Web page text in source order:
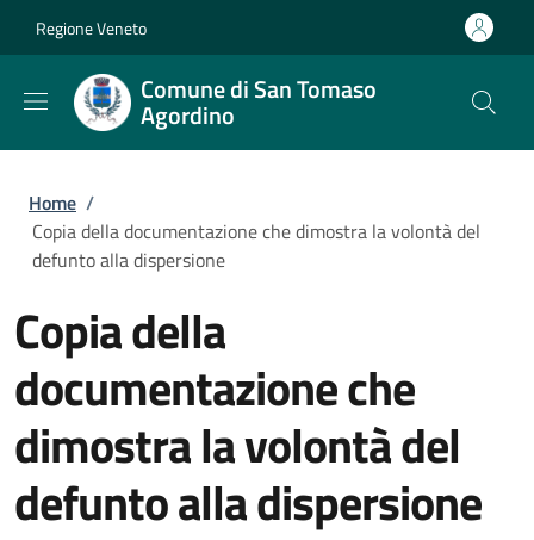
Regione Veneto
Comune di San Tomaso
Agordino
Briciole di pane
Home /
Copia della documentazione che dimostra la volontà del
defunto alla dispersione
Copia della
documentazione che
dimostra la volontà del
defunto alla dispersione